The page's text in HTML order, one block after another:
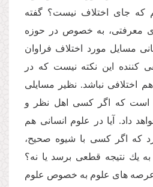
كه جاى اختلاف نیست؟ گفته
معرفتى، به خصوص در حوزه
مسایل مورد اختلاف فراوان
كننده این نكته نیست كه در
اختلافى نباشد. نظیر مسایلى
است كه اگر كسى اهل نظر و
داد. آیا در علوم انسانى هم
كه اگر كسى با شیوه صحیح،
یك نتیجه قطعى برسد یا نه؟
عرصه هاى علوم به خصوص علوم